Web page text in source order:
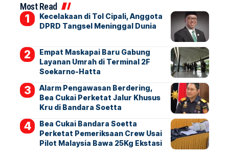
Most Read
Kecelakaan di Tol Cipali, Anggota
DPRD Tangsel Meninggal Dunia
Empat Maskapai Baru Gabung
Layanan Umrah di Terminal 2F
Soekarno-Hatta
Alarm Pengawasan Berdering,
Bea Cukai Perketat Jalur Khusus
Kru di Bandara Soetta
Bea Cukai Bandara Soetta
Perketat Pemeriksaan Crew Usai
Pilot Malaysia Bawa 25Kg Ekstasi